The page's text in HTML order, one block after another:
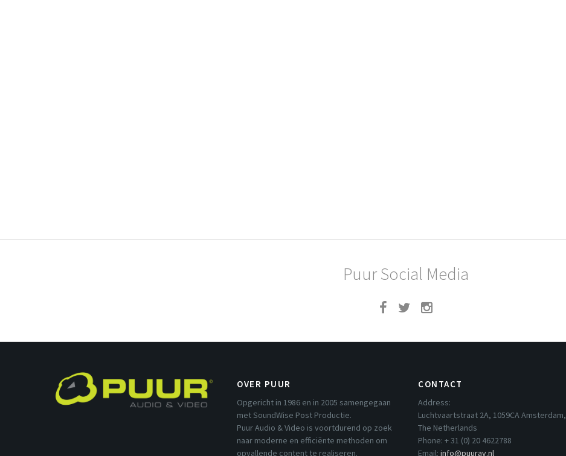
Puur Social Media
OVER PUUR
Opgericht in 1986 en in 2005 samengegaan
met SoundWise Post Productie.
Puur Audio & Video is voortdurend op zoek
naar moderne en efficiënte methoden om
opvallende content te realiseren.
CONTACT
Address:
Luchtvaartstraat 2A, 1059CA Amsterdam,
The Netherlands
Phone: + 31 (0) 20 4622788
Email: info@puurav.nl